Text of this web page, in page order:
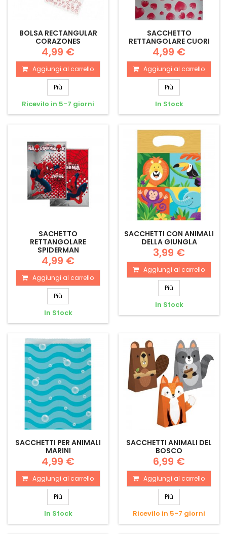
BOLSA RECTANGULAR
CORAZONES
4,99 €
Aggiungi al carrello
Più
Ricevilo in 5-7 giorni
SACCHETTO
RETTANGOLARE CUORI
4,99 €
Aggiungi al carrello
Più
In Stock
SACHETTO
RETTANGOLARE
SPIDERMAN
4,99 €
Aggiungi al carrello
Più
In Stock
SACCHETTI CON ANIMALI
DELLA GIUNGLA
3,99 €
Aggiungi al carrello
Più
In Stock
SACCHETTI PER ANIMALI
MARINI
4,99 €
Aggiungi al carrello
Più
In Stock
SACCHETTI ANIMALI DEL
BOSCO
6,99 €
Aggiungi al carrello
Più
Ricevilo in 5-7 giorni